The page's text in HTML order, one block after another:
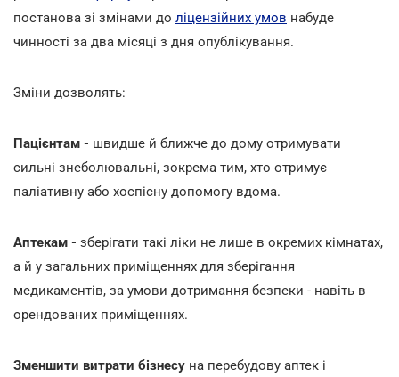
постанова зі змінами до ліцензійних умов набуде
чинності за два місяці з дня опублікування.
Зміни дозволять:
Пацієнтам - швидше й ближче до дому отримувати
сильні знеболювальні, зокрема тим, хто отримує
паліативну або хоспісну допомогу вдома.
Аптекам - зберігати такі ліки не лише в окремих кімнатах,
а й у загальних приміщеннях для зберігання
медикаментів, за умови дотримання безпеки - навіть в
орендованих приміщеннях.
Зменшити витрати бізнесу на перебудову аптек і